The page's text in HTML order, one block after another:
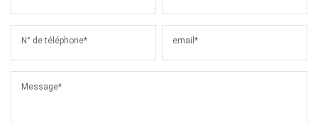
N° de téléphone* email*
Message*